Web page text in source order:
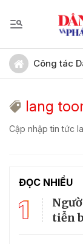
Công tác
lang
Cập nhập tin tức
ĐỌC NHIỀU
1
tiễn